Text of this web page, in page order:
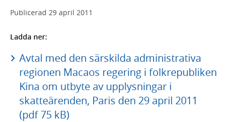
Publicerad 29 april 2011
Ladda ner:
Avtal med den särskilda administrativa
regionen Macaos regering i folkrepubliken
Kina om utbyte av upplysningar i
skatteärenden, Paris den 29 april 2011
(pdf 75 kB)